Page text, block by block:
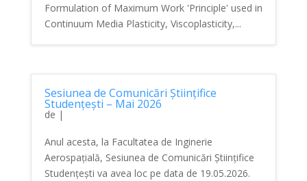
Formulation of Maximum Work 'Principle' used in
Continuum Media Plasticity, Viscoplasticity,...
Sesiunea de Comunicări Științifice
Studențești – Mai 2026
de |
Anul acesta, la Facultatea de Inginerie
Aerospațială, Sesiunea de Comunicări Științifice
Studențești va avea loc pe data de 19.05.2026.